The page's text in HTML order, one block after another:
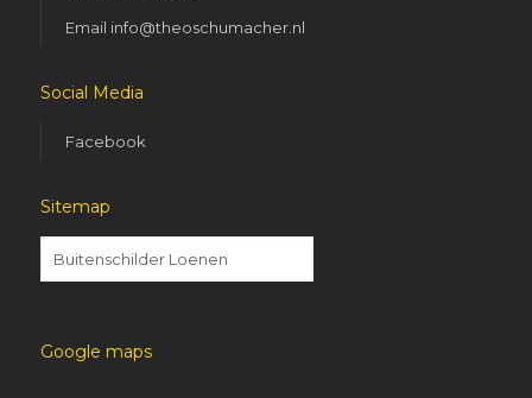
Email info@theoschumacher.nl
Social Media
Facebook
Sitemap
Google maps